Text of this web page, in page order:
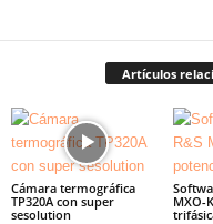
Artículos
Cámara termográfica
TP320A con super
sesolution
MXO-